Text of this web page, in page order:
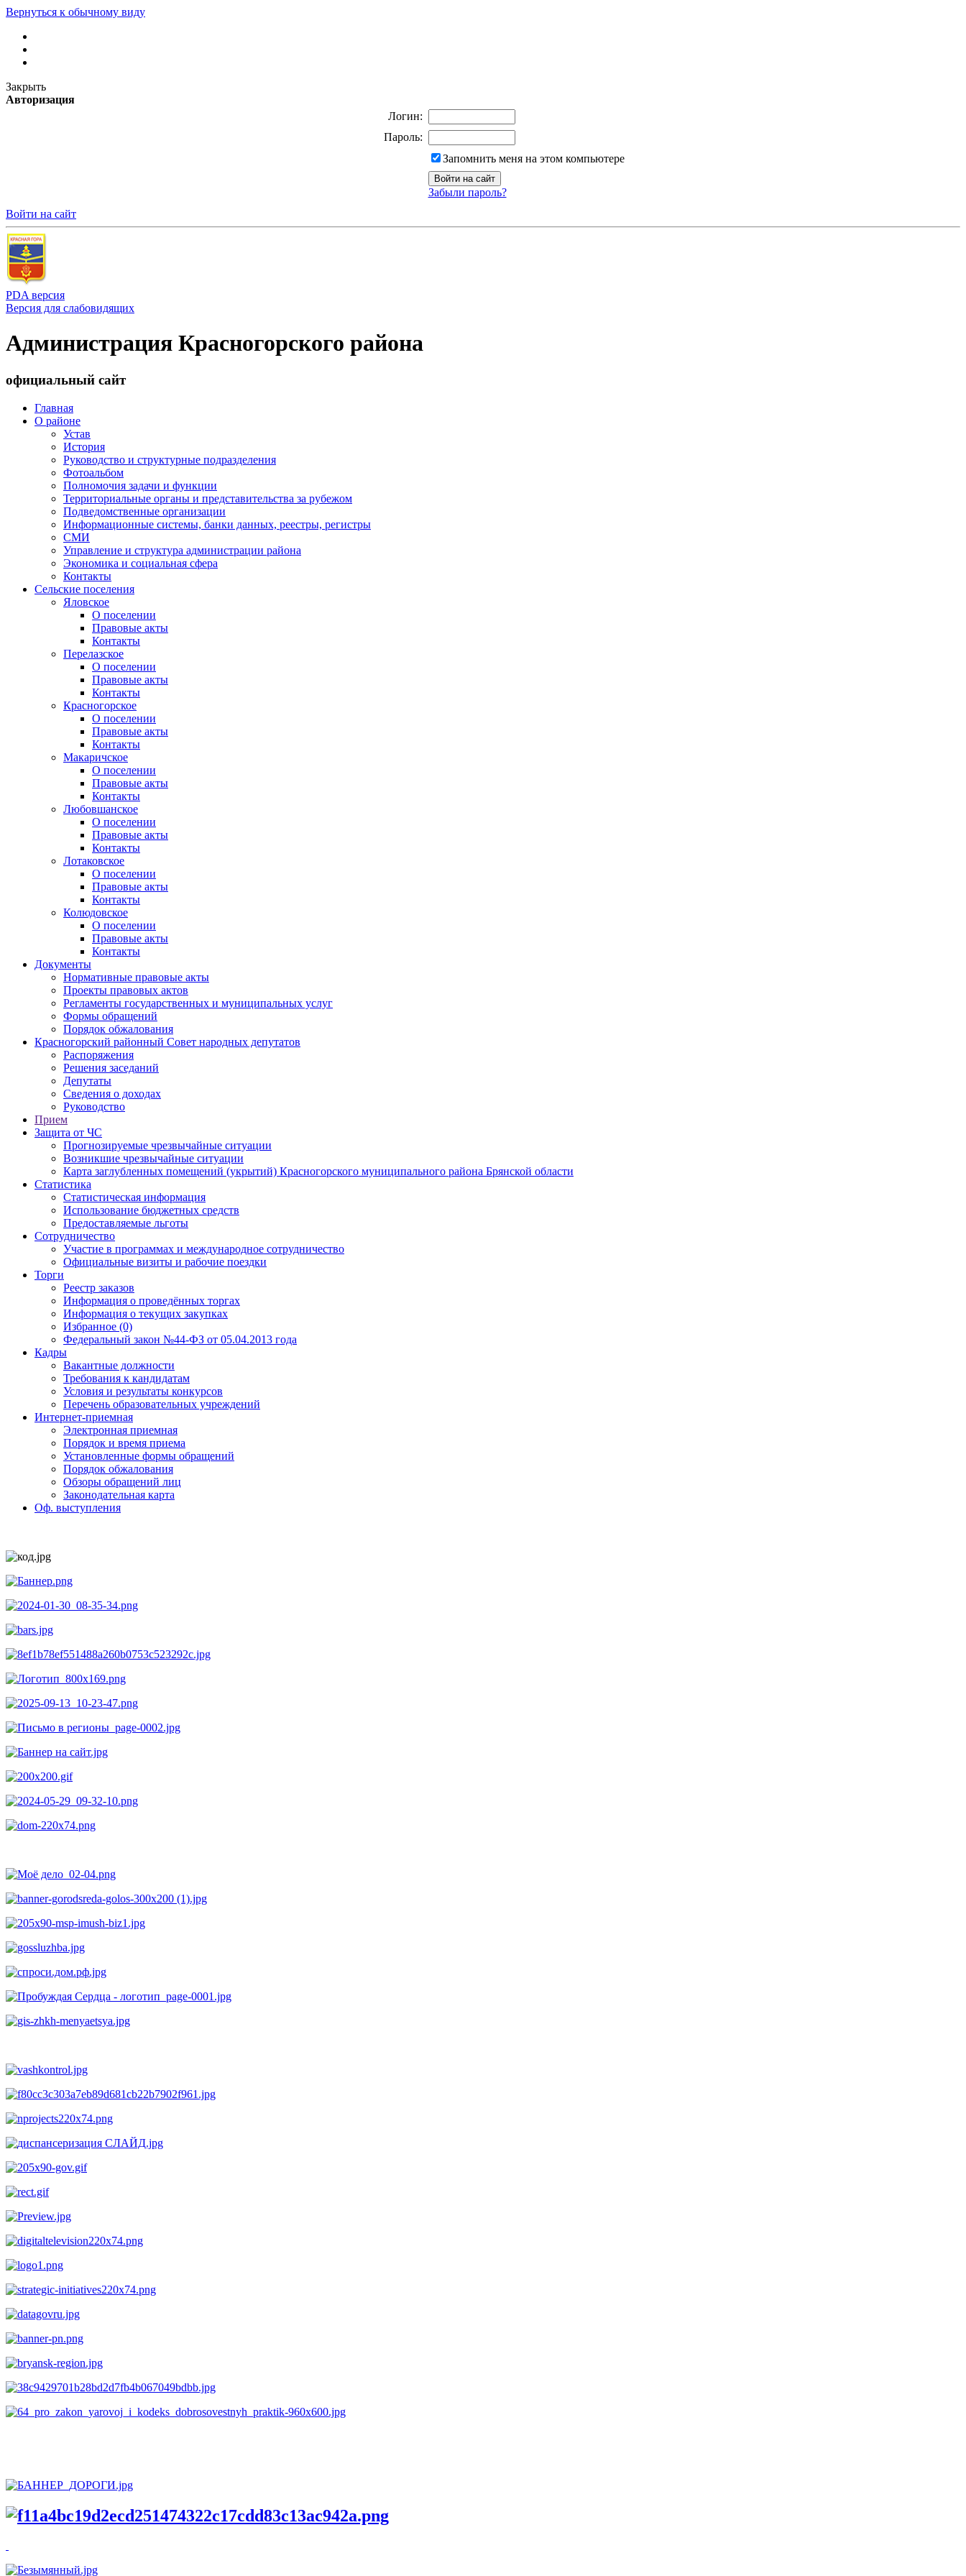
Вернуться к обычному виду
Закрыть
Авторизация
Логин:
Пароль:
Запомнить меня на этом компьютере
Забыли пароль?
Войти на сайт
PDA версия
Версия для слабовидящих
Администрация Красногорского района
официальный сайт
Главная
О районе
Устав
История
Руководство и структурные подразделения
Фотоальбом
Полномочия задачи и функции
Территориальные органы и представительства за рубежом
Подведомственные организации
Информационные системы, банки данных, реестры, регистры
СМИ
Управление и структура администрации района
Экономика и социальная сфера
Контакты
Сельские поселения
Яловское
О поселении
Правовые акты
Контакты
Перелазское
О поселении
Правовые акты
Контакты
Красногорское
О поселении
Правовые акты
Контакты
Макаричское
О поселении
Правовые акты
Контакты
Любовшанское
О поселении
Правовые акты
Контакты
Лотаковское
О поселении
Правовые акты
Контакты
Колюдовское
О поселении
Правовые акты
Контакты
Документы
Нормативные правовые акты
Проекты правовых актов
Регламенты государственных и муниципальных услуг
Формы обращений
Порядок обжалования
Красногорский районный Совет народных депутатов
Распоряжения
Решения заседаний
Депутаты
Сведения о доходах
Руководство
Прием
Защита от ЧС
Прогнозируемые чрезвычайные ситуации
Возникшие чрезвычайные ситуации
Карта заглубленных помещений (укрытий) Красногорского муниципального района Брянской области
Статистика
Статистическая информация
Использование бюджетных средств
Предоставляемые льготы
Сотрудничество
Участие в программах и международное сотрудничество
Официальные визиты и рабочие поездки
Торги
Реестр заказов
Информация о проведённых торгах
Информация о текущих закупках
Избранное (0)
Федеральный закон №44-ФЗ от 05.04.2013 года
Кадры
Вакантные должности
Требования к кандидатам
Условия и результаты конкурсов
Перечень образовательных учреждений
Интернет-приемная
Электронная приемная
Порядок и время приема
Установленные формы обращений
Порядок обжалования
Обзоры обращений лиц
Законодательная карта
Оф. выступления